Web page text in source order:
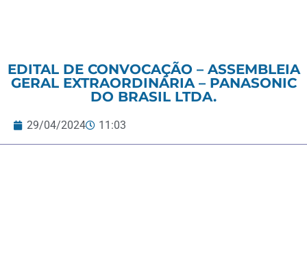
EDITAL DE CONVOCAÇÃO – ASSEMBLEIA
GERAL EXTRAORDINÁRIA – PANASONIC
DO BRASIL LTDA.
29/04/2024 11:03